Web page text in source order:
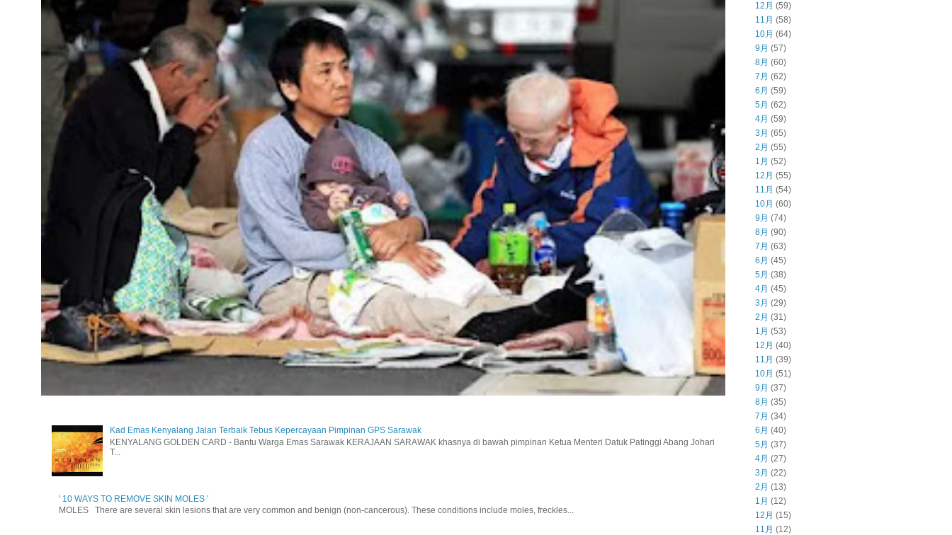
Kad Emas Kenyalang Jalan Terbaik Tebus Kepercayaan Pimpinan GPS Sarawak
KENYALANG GOLDEN CARD - Bantu Warga Emas Sarawak KERAJAAN SARAWAK khasnya di bawah pimpinan Ketua Menteri Datuk Patinggi Abang Johari
T...
' 10 WAYS TO REMOVE SKIN MOLES '
MOLES There are several skin lesions that are very common and benign (non-cancerous). These conditions include moles, freckles...
12月 (59)
11月 (58)
10月 (64)
9月 (57)
8月 (60)
7月 (62)
6月 (59)
5月 (62)
4月 (59)
3月 (65)
2月 (55)
1月 (52)
12月 (55)
11月 (54)
10月 (60)
9月 (74)
8月 (90)
7月 (63)
6月 (45)
5月 (38)
4月 (45)
3月 (29)
2月 (31)
1月 (53)
12月 (40)
11月 (39)
10月 (51)
9月 (37)
8月 (35)
7月 (34)
6月 (40)
5月 (37)
4月 (27)
3月 (22)
2月 (13)
1月 (12)
12月 (15)
11月 (12)